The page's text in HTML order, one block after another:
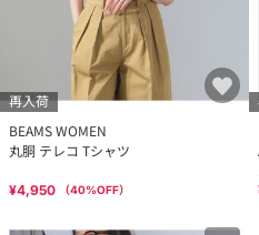
再入荷
BEAMS WOMEN
丸胴 テレコ Tシャツ
¥4,950 （40%OFF）